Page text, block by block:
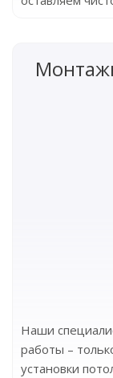
Наши
работы –
установки